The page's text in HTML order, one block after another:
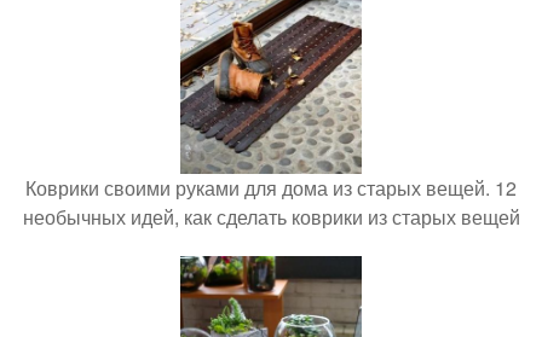
Коврики своими руками для дома из старых вещей. 12
необычных идей, как сделать коврики из старых вещей